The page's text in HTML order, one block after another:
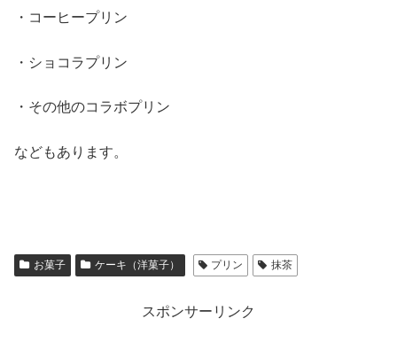
・コーヒープリン
・ショコラプリン
・その他のコラボプリン
などもあります。
お菓子 ケーキ（洋菓子） プリン 抹茶
スポンサーリンク